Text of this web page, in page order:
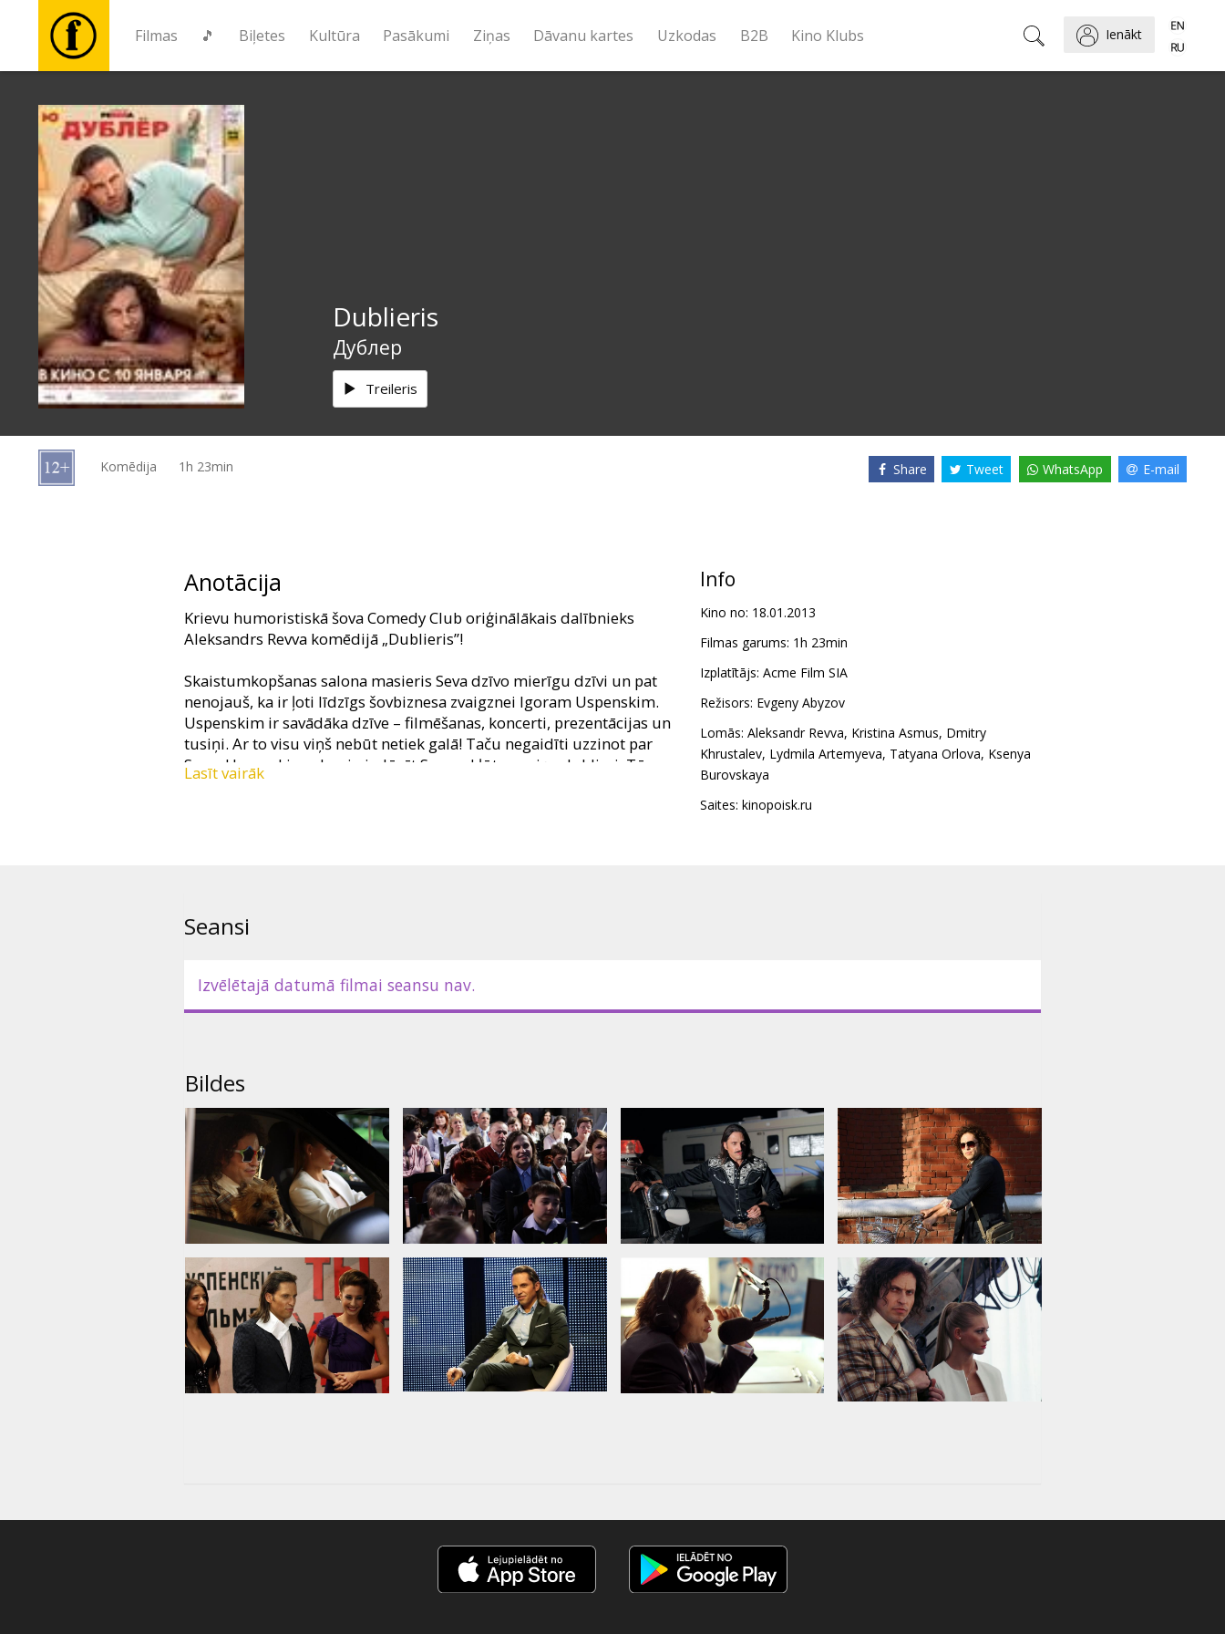
Filmas 🎵 Biļetes Kultūra Pasākumi Ziņas Dāvanu kartes Uzkodas B2B Kino Klubs Ienākt
🎵
Biļetes
Kultūra
Pasākumi
Ziņas
kartes
Dublieris
Дублер
Treileris
Komēdija 1h 23min Share Tweet WhatsApp E-mail
Anotācija
Krievu humoristiskā šova Comedy Club oriģinālākais dalībnieks
Aleksandrs Revva komēdijā „Dublieris”!
Skaistumkopšanas salona masieris Seva dzīvo mierīgu dzīvi un pat
nenojauš, ka ir ļoti līdzīgs šovbiznesa zvaigznei Igoram Uspenskim.
Uspenskim ir savādāka dzīve – filmēšanas, koncerti, prezentācijas un
tusiņi. Ar to visu viņš nebūt netiek galā! Taču negaidīti uzzinot par
Sevu, Uspenskis nolemj piedāvāt Sevam kļūt par viņa dublieri. Tā
Seva tiek svešajā šovbiznesa pasaulē, kur viņu gaida neaizmirstami
Lasīt vairāk
Info
Kino no: 18.01.2013
Filmas garums: 1h 23min
Izplatītājs: Acme Film SIA
Režisors: Evgeny Abyzov
Lomās: Aleksandr Revva, Kristina Asmus, Dmitry
Khrustalev, Lydmila Artemyeva, Tatyana Orlova, Ksenya
Burovskaya
Saites: kinopoisk.ru
Seansi
Izvēlētajā datumā filmai seansu nav.
Bildes